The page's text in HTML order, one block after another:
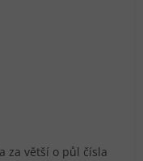
5 hvězdiček.
5 hvězdiček.
za větší o půl čísla